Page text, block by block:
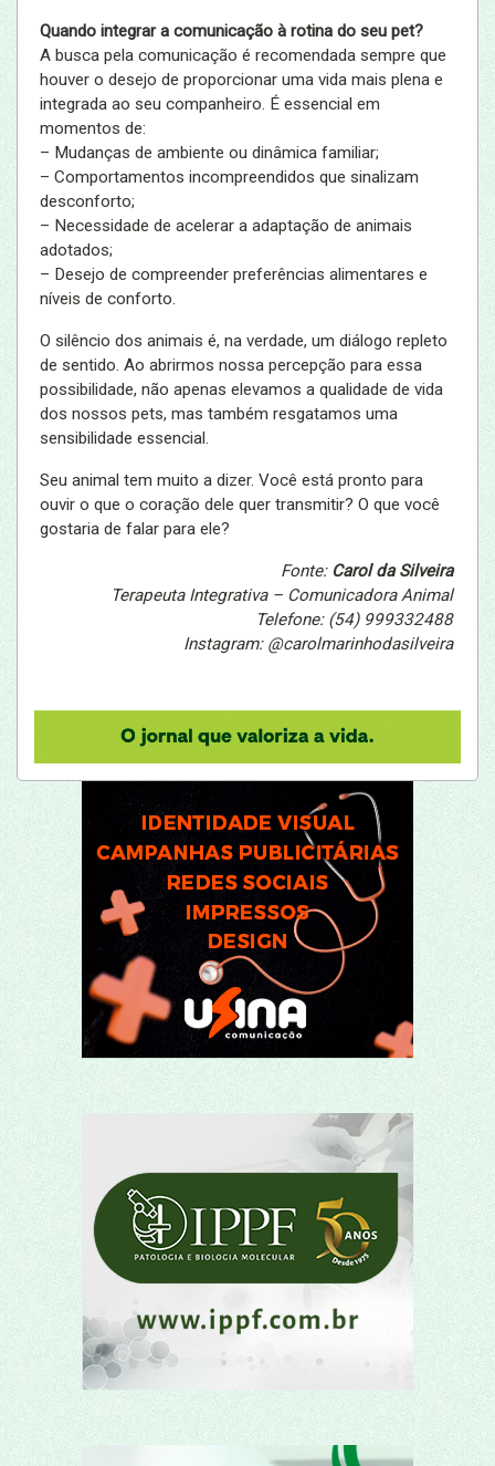
Quando integrar a comunicação à rotina do seu pet?
A busca pela comunicação é recomendada sempre que
houver o desejo de proporcionar uma vida mais plena e
integrada ao seu companheiro. É essencial em
momentos de:
– Mudanças de ambiente ou dinâmica familiar;
– Comportamentos incompreendidos que sinalizam
desconforto;
– Necessidade de acelerar a adaptação de animais
adotados;
– Desejo de compreender preferências alimentares e
níveis de conforto.
O silêncio dos animais é, na verdade, um diálogo repleto
de sentido. Ao abrirmos nossa percepção para essa
possibilidade, não apenas elevamos a qualidade de vida
dos nossos pets, mas também resgatamos uma
sensibilidade essencial.
Seu animal tem muito a dizer. Você está pronto para
ouvir o que o coração dele quer transmitir? O que você
gostaria de falar para ele?
Fonte: Carol da Silveira
Terapeuta Integrativa – Comunicadora Animal
Telefone: (54) 999332488
Instagram: @carolmarinhodasilveira